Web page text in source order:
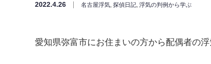
2022.4.26 名古屋浮気, 探偵日記, 浮気の判例から学ぶ
愛知県弥富市にお住まいの方から配偶者の浮